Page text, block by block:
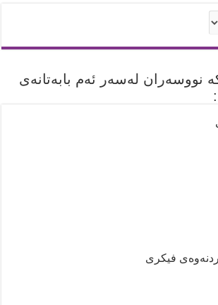
نووسەران لەسەر ئەم بابەتانەی
فیکری